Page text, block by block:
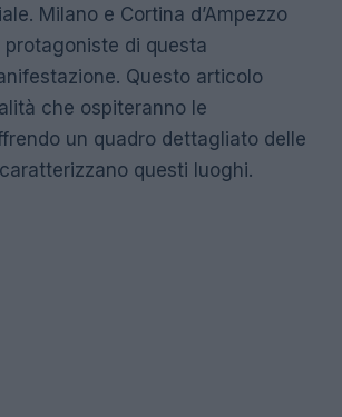
Milano e Cortina d’Ampezzo
di questa
Questo articolo
che ospiteranno le
un quadro dettagliato delle
questi luoghi.